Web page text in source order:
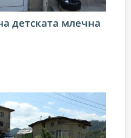
детската млечна